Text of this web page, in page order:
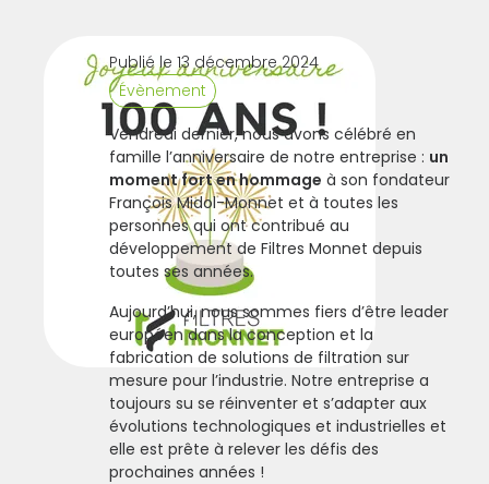
Publié le 13 décembre 2024
Évènement
Vendredi dernier, nous avons célébré en
famille l’anniversaire de notre entreprise : un
moment fort en hommage à son fondateur
François Midol-Monnet et à toutes les
personnes qui ont contribué au
développement de Filtres Monnet depuis
toutes ses années.
Aujourd’hui, nous sommes fiers d’être leader
européen dans la conception et la
fabrication de solutions de filtration sur
mesure pour l’industrie. Notre entreprise a
toujours su se réinventer et s’adapter aux
évolutions technologiques et industrielles et
elle est prête à relever les défis des
prochaines années !